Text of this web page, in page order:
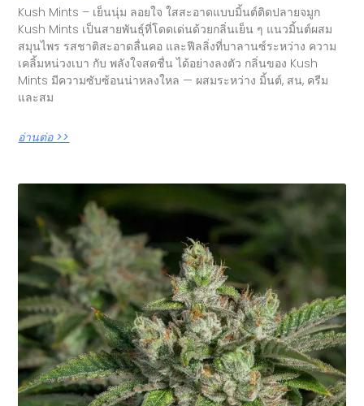
Kush Mints – เย็นนุ่ม ลอยใจ ใสสะอาดแบบมิ้นต์ติดปลายจมูก
Kush Mints เป็นสายพันธุ์ที่โดดเด่นด้วยกลิ่นเย็น ๆ แนวมิ้นต์ผสม
สมุนไพร รสชาติสะอาดลื่นคอ และฟีลลิ่งที่บาลานซ์ระหว่าง ความ
เคลิ้มหน่วงเบา กับ พลังใจสดชื่น ได้อย่างลงตัว กลิ่นของ Kush
Mints มีความซับซ้อนน่าหลงใหล — ผสมระหว่าง มิ้นต์, สน, ครีม
และสม
อ่านต่อ >>